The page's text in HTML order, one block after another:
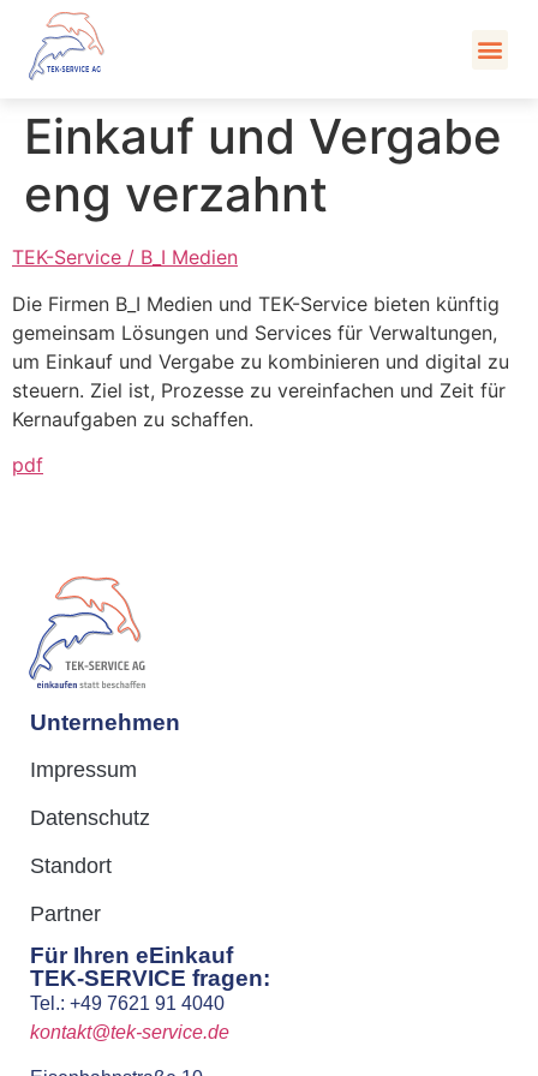
Einkauf und Vergabe
eng verzahnt
TEK-Service / B_I Medien
Die Firmen B_I Medien und TEK-Service bieten künftig
gemeinsam Lösungen und Services für Verwaltungen,
um Einkauf und Vergabe zu kombinieren und digital zu
steuern. Ziel ist, Prozesse zu vereinfachen und Zeit für
Kernaufgaben zu schaffen.
pdf
Unternehmen
Impressum
Datenschutz
Standort
Partner
Für Ihren eEinkauf
TEK-SERVICE fragen:
Tel.: +49 7621 91 4040
kontakt@tek-service.de